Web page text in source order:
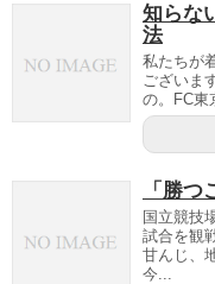
知らな
法
私たちが
ございま
の。FC東
「勝
国立競技
試合を観
甘んじ、
今...